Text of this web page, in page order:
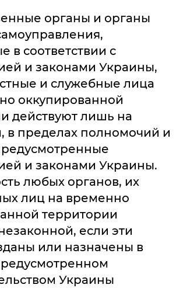
органы и органы
в соответствии с
и законами Украины,
и служебные лица
оккупированной
действуют лишь на
в пределах полномочий и
и законами Украины.
любых органов, их
лиц на временно
территории
если эти
или назначены в
Украины